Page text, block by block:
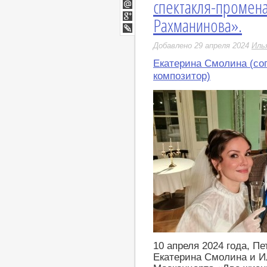
спектакля-
Рахманинова».
Добавлено 29 апреля 2024
Екатерина Смолина
композитор)
10 апреля 2024 года,
Екатерина Смолина и
Мой
Мир
Google+
LiveJournal